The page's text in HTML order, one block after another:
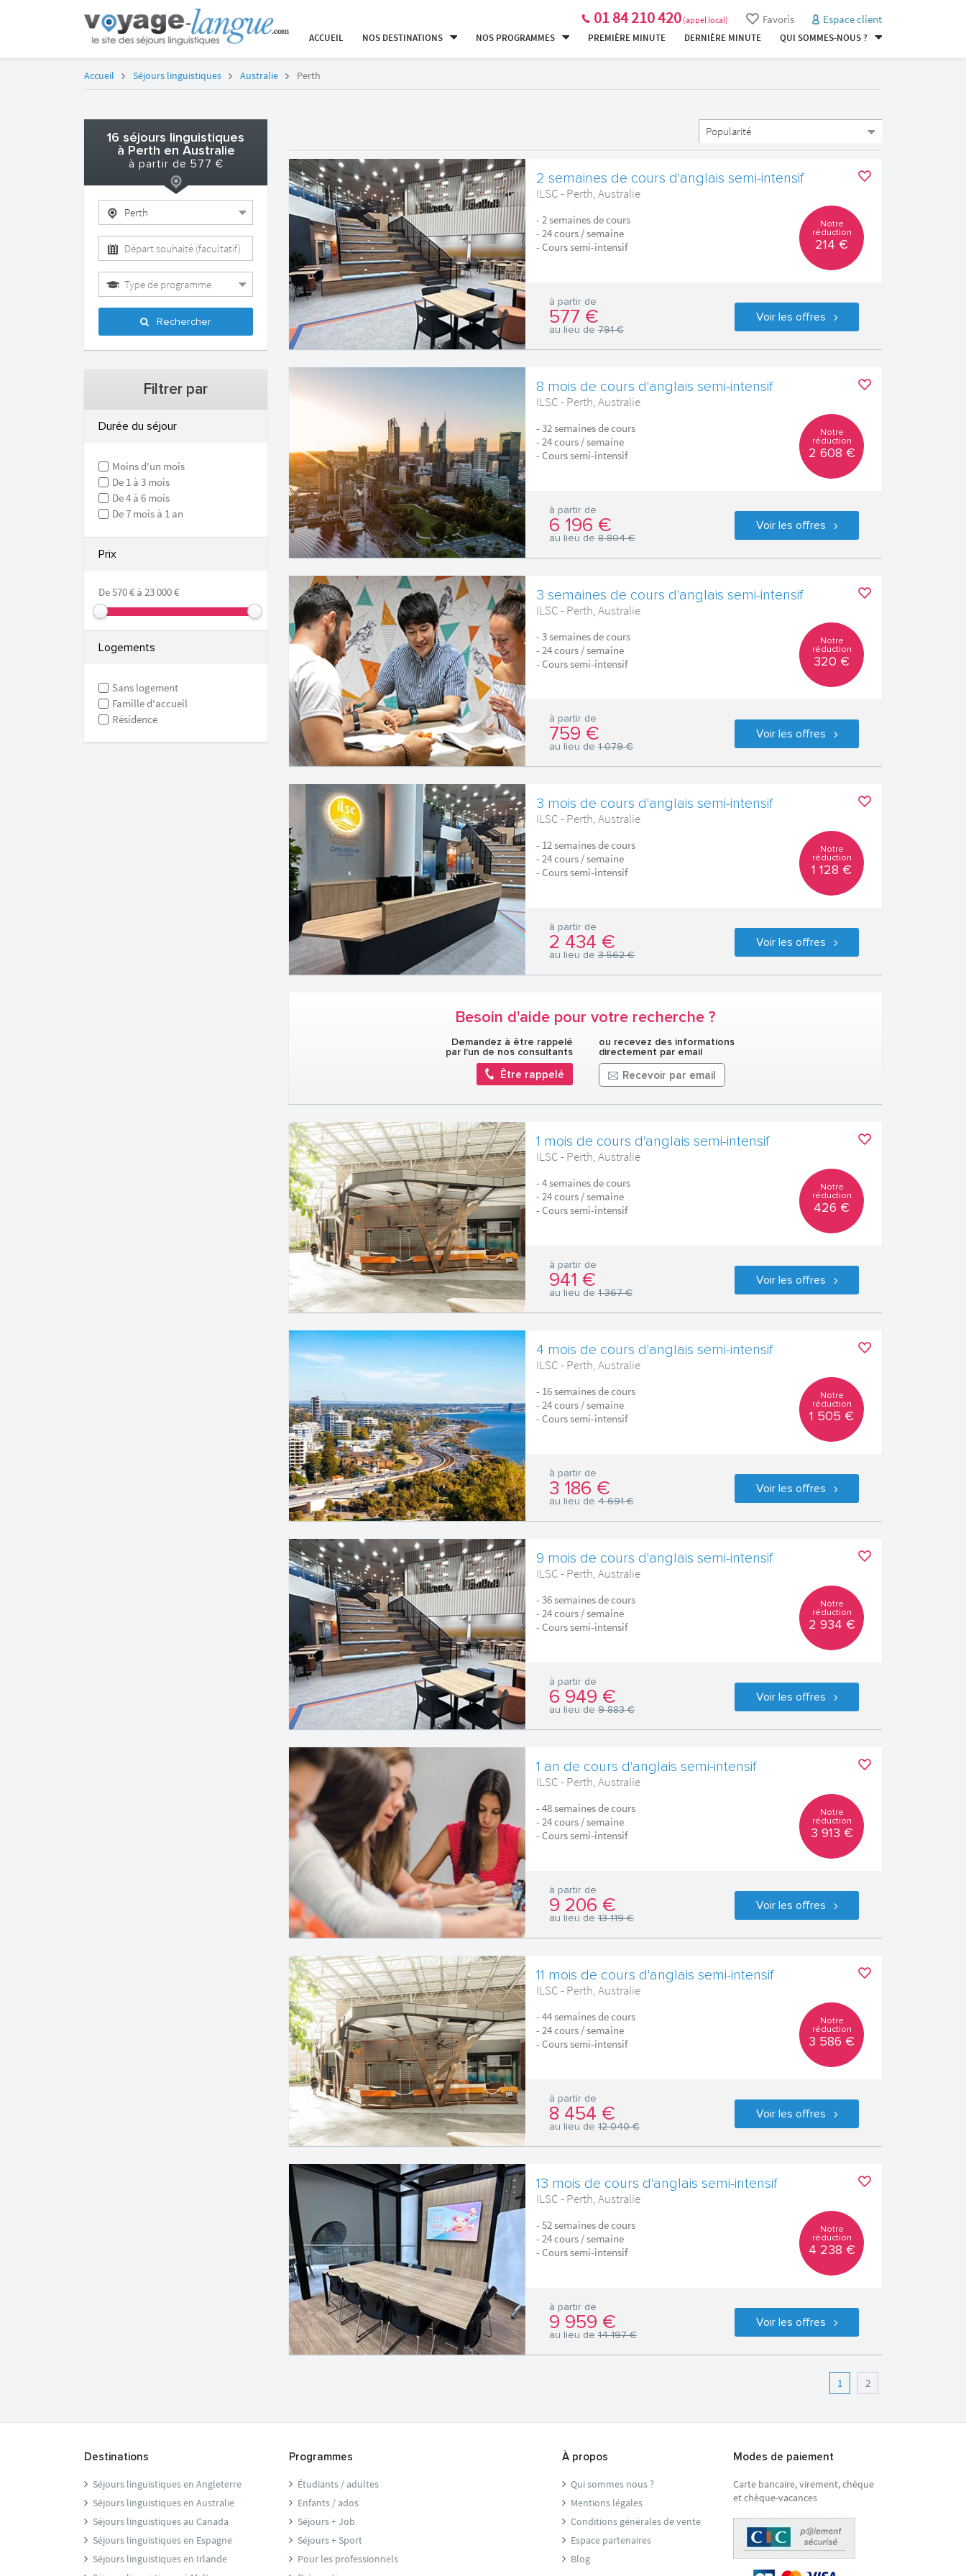
01 84 210 420 (appel local) Favoris Espace client
ACCUEIL NOS DESTINATIONS NOS PROGRAMMES PREMIÈRE MINUTE DERNIÈRE MINUTE QUI SOMMES-NOUS ?
Accueil Séjours linguistiques Australie Perth
16 séjours linguistiques
à Perth en Australie
à partir de 577 €
Rechercher
Filtrer par
Durée du séjour
Moins d'un mois
De 1 à 3 mois
De 4 à 6 mois
De 7 mois à 1 an
Prix
De 570 € à 23 000 €
Logements
Sans logement
Famille d'accueil
Résidence
2 semaines de cours d'anglais semi-intensif
ILSC - Perth, Australie
- 2 semaines de cours
- 24 cours / semaine
- Cours semi-intensif
Notre
réduction
214 €
Voir les offres
à partir de
577 €
au lieu de791 €
8 mois de cours d'anglais semi-intensif
ILSC - Perth, Australie
- 32 semaines de cours
- 24 cours / semaine
- Cours semi-intensif
Notre
réduction
2 608 €
Voir les offres
à partir de
6 196 €
au lieu de8 804 €
3 semaines de cours d'anglais semi-intensif
ILSC - Perth, Australie
- 3 semaines de cours
- 24 cours / semaine
- Cours semi-intensif
Notre
réduction
320 €
Voir les offres
à partir de
759 €
au lieu de1 079 €
3 mois de cours d'anglais semi-intensif
ILSC - Perth, Australie
- 12 semaines de cours
- 24 cours / semaine
- Cours semi-intensif
Notre
réduction
1 128 €
Voir les offres
à partir de
2 434 €
au lieu de3 562 €
Besoin d'aide pour votre recherche ?
Demandez à être rappelé
par l'un de nos consultants
Être rappelé
ou recevez des informations
directement par email
Recevoir par email
1 mois de cours d'anglais semi-intensif
ILSC - Perth, Australie
- 4 semaines de cours
- 24 cours / semaine
- Cours semi-intensif
Notre
réduction
426 €
Voir les offres
à partir de
941 €
au lieu de1 367 €
4 mois de cours d'anglais semi-intensif
ILSC - Perth, Australie
- 16 semaines de cours
- 24 cours / semaine
- Cours semi-intensif
Notre
réduction
1 505 €
Voir les offres
à partir de
3 186 €
au lieu de4 691 €
9 mois de cours d'anglais semi-intensif
ILSC - Perth, Australie
- 36 semaines de cours
- 24 cours / semaine
- Cours semi-intensif
Notre
réduction
2 934 €
Voir les offres
à partir de
6 949 €
au lieu de9 883 €
1 an de cours d'anglais semi-intensif
ILSC - Perth, Australie
- 48 semaines de cours
- 24 cours / semaine
- Cours semi-intensif
Notre
réduction
3 913 €
Voir les offres
à partir de
9 206 €
au lieu de13 119 €
11 mois de cours d'anglais semi-intensif
ILSC - Perth, Australie
- 44 semaines de cours
- 24 cours / semaine
- Cours semi-intensif
Notre
réduction
3 586 €
Voir les offres
à partir de
8 454 €
au lieu de12 040 €
13 mois de cours d'anglais semi-intensif
ILSC - Perth, Australie
- 52 semaines de cours
- 24 cours / semaine
- Cours semi-intensif
Notre
réduction
4 238 €
Voir les offres
à partir de
9 959 €
au lieu de14 197 €
1 2
Destinations
Séjours linguistiques en Angleterre
Séjours linguistiques en Australie
Séjours linguistiques au Canada
Séjours linguistiques en Espagne
Séjours linguistiques en Irlande
Programmes
Étudiants / adultes
Enfants / ados
Séjours + Job
Séjours + Sport
Pour les professionnels
À propos
Qui sommes nous ?
Mentions légales
Conditions générales de vente
Espace partenaires
Blog
Modes de paiement
Carte bancaire, virement, chèque
et chèque-vacances